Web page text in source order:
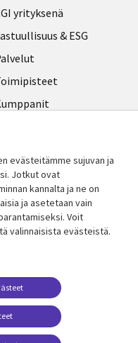
yrityksenä
& ESG
Käyttöehdot
evästeitämme sujuvan ja
Jotkut ovat
kannalta ja ne on
​​ja asetetaan vain
Voit
valinnaisista evästeistä.